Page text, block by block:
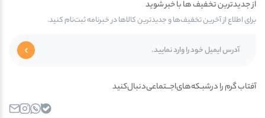
از جدیدترین تخفیف ها با خبر شوید
برای اطلاع از آخرین تخفیف‌ها و جدیدترین کالاها در خبرنامه ثبت‌نام کنید.
آفتاب گرم را در‌‌شبـکه‌های‌اجـــتماعی‌دنبال‌کنید
واتساپ
اینستاگرامایمیل